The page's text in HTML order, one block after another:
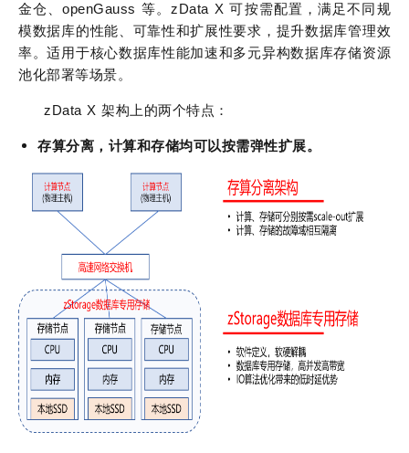
金仓、openGauss 等。zData X 可按需配置，满足不同规
模数据库的性能、可靠性和扩展性要求，提升数据库管理效
率。适用于核心数据库性能加速和多元异构数据库存储资源
池化部署等场景。
zData X 架构上的两个特点：
存算分离，计算和存储均可以按需弹性扩展。